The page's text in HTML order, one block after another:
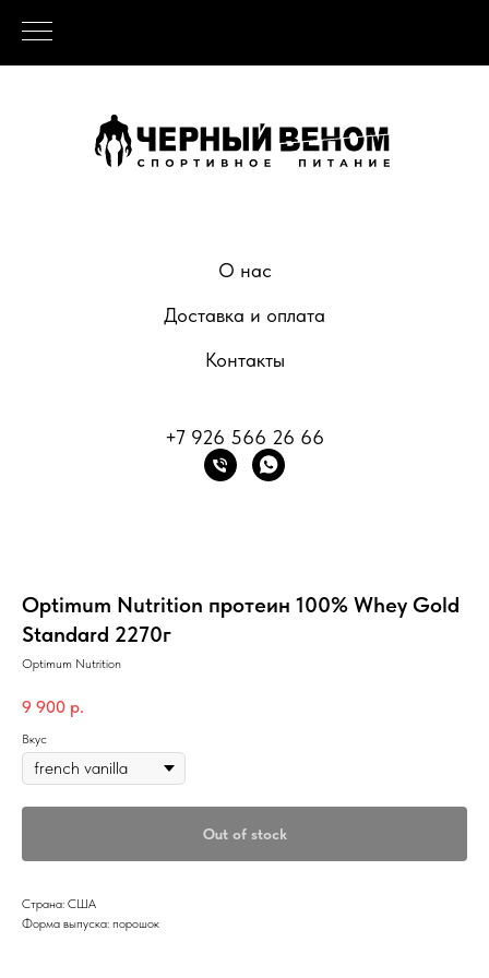
О нас
Доставка и оплата
Контакты
+7 926 566 26 66
Optimum Nutrition протеин 100% Whey Gold
Standard 2270г
Optimum Nutrition
9 900 р.
Вкус
Out of stock
Страна: США
Форма выпуска: порошок